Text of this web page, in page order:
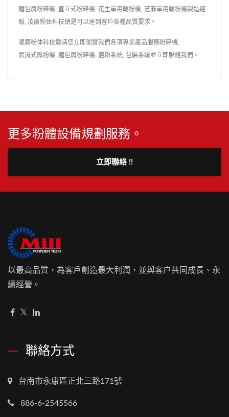
麵包屑粉碎機, 直立式粉碎機, 花生單用輪粉機, 芝麻單用輪粉機製造經
驗, 凌廣粉体科技總是可以達到客戶各種品質要求。
凌廣粉体科技邀請您立即瀏覽我們各項專業產品服務粉碎機
氣流式微粉機 麵包屑粉碎機 磨粉系統 包裝系統並立即聯絡我們 。
更多粉體設備規劃服務。
立即聯絡 !!
以最高品質，為客戶創造最大利潤，並與客户共同成長、永
續經營。
聯絡方式
台南市永康區正北三路171號
886-6-2545566